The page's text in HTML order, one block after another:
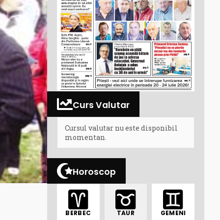
Curs Valutar
Cursul valutar nu este disponibil
momentan.
Horoscop
BERBEC TAUR GEMENI